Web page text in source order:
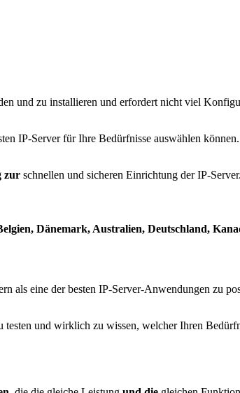
und zu installieren und erfordert nicht viel
IP-Server für Ihre Bedürfnisse auswählen
zur schnellen und sicheren Einrichtung der IP-Server.
Dänemark, Australien, Deutschland,
als eine der besten IP-Server-Anwendungen zu
testen und wirklich zu wissen, welcher Ihren